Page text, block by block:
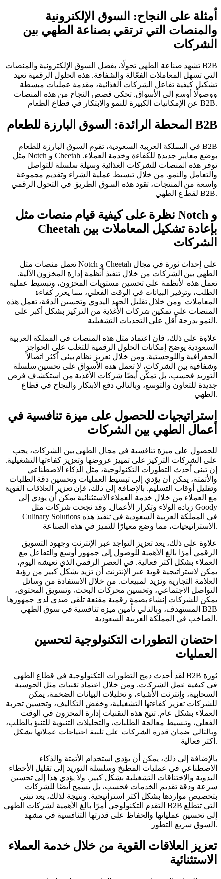
أمثلة على النجاح: السوق الإلكترونية
والمنصات التي ترتقي بصناعة الطهي بين
الشركات
تشهد صناعة الطهي تحولًا، بفضل السوق الإلكترونية والمنصات B2B
التي تسهل المعاملات الفعّالة والشفافة. هذه الحلول الرقمية تعيد
تشكيل كيفية تفاعل الشركات الغذائية، مقدمة عمليات مبسطة
ووصولًا أوسع إلى الأسواق. تحكي قصص النجاح من هذه المنصات
عن الإمكانيات الكبيرة للنمو والابتكار في قطاع الطعام B2B.
المحطة الرائدة: السوق البارزة للطعام B2B
في المملكة العربية السعودية، تقوم السوق البارزة للطعام B2B
مثل Notch و Cheetah بوضع معايير جديدة للكفاءة وخدمة العملاء.
توفر هذه المنصات للشركات الغذائية وسيلة سلسلة للتواصل
والتعامل والنمو. من خلال تبسيط عملية الشراء وتقديم مجموعة
واسعة من المنتجات، تقود هذه السوق الطريق في التحول الرقمي
لقطاع الطهي B2B.
نظرة على كيفية قيام منصات مثل Notch و
Cheetah بإعادة تشكيل المعاملات بين
الشركات
تعمل منصات مثل Notch و Cheetah على إحداث ثورة في مجال
الطهي بين الشركات من خلال تنفيذ أنظمة إدارة المخزون الآلية.
تعمل هذه الأنظمة على تحسين مستويات المخزون، وتبسيط عملية
الطلب، وتوفير البيانات في الوقت الفعلي، مما يعزز كفاءة
المعاملات. ومن خلال تقليل الجهد اليدوي وتحسين الدقة، تعمل هذه
المنصات على تمكين شركات الأغذية من التركيز بشكل أكبر على
النمو بدرجة أقل على التحديات التشغيلية.
علاوة على ذلك، فإن اعتماد مثل هذه المنصات في المملكة العربية
السعودية يوضح إمكانات الحلول الرقمية للتغلب على الحواجز
الجغرافية واللوجستية. ومن خلال تعزيز نظام بيئي أكثر اتصالاً
وشفافية بين الشركات، لا تعمل هذه الأسواق على تحسين سلسلة
التوريد فحسب، بل تمكّن أيضًا شركات الأغذية من استكشاف فرص
جديدة للتعاون والتوسع، وبالتالي دفع الابتكار والنجاح في قطاع
الطهي.
استراتيجيات للحصول على ميزة تنافسية في
أعمال الطهي بين الشركات
للحصول على ميزة تنافسية في مجال الطهي بين الشركات، يجب
على الشركات التركيز على تمييز عروضها وتعزيز كفاءتها التشغيلية.
إن تبني أحدث التطورات التكنولوجية، مثل الذكاء الاصطناعي
والأتمتة، يمكن أن يؤدي إلى تبسيط العمليات وتحسين دقة الطلبات
وتقليل أوقات التسليم. بالإضافة إلى ذلك، فإن تعزيز العلاقات القوية
مع العملاء من خلال خدمة العملاء الاستثنائية يمكن أن يؤدي إلى
زيادة الولاء وتكرار الأعمال. وقد نجحت شركات مثل Goody
Culinary Solutions في المملكة العربية السعودية في تنفيذ هذه
الاستراتيجيات، مما وضع معيارًا للتميز في هذه الصناعة.
علاوة على ذلك، يعد تعزيز التواجد عبر الإنترنت وجهود التسويق
الرقمي أمرًا بالغ الأهمية للوصول إلى جمهور أوسع والتفاعل مع
العملاء بشكل أكثر فعالية. في العصر الرقمي الذي نعيشه اليوم،
يمكن لاستراتيجية قوية عبر الإنترنت أن تزيد بشكل كبير من رؤية
العلامة التجارية وتزيد المبيعات. من خلال الاستفادة من وسائل
التواصل الاجتماعي، وتحسين محركات البحث، وتسويق المحتوى،
يمكن للشركات إنشاء بصمة رقمية مقنعة تلقى صدى لدى جمهورها
المستهدف، وبالتالي تأمين ميزة تنافسية في سوق الطهي B2B
الصاخب في المملكة العربية السعودية.
احتضان التطورات التكنولوجية لتحسين
العمليات
لقد أحدث دمج التطورات التكنولوجية في قطاع الطهي B2B ثورة
في كيفية عمل الشركات. ومن خلال اعتماد تقنيات مثل الحوسبة
السحابية، وإنترنت الأشياء، و تحليلات البيانات الضخمة، يمكن
للشركات تعزيز كفاءتها التشغيلية، وخفض التكاليف، وتحسين تجربة
العملاء بشكل عام. تتيح هذه التقنيات إدارة المخزون في الوقت
الفعلي، وتبسيط معالجة الطلبات، والتحليلات التنبؤية للتنبؤ بالطلب،
وبالتالي ضمان قدرة الشركات على تلبية احتياجات عملائها بشكل
أكثر فعالية.
بالإضافة إلى ذلك، يمكن أن يؤدي استخدام الأتمتة والذكاء
الاصطناعي في عمليات المطبخ وسلسلة التوريد إلى تقليل الأخطاء
اليدوية والاختناقات التشغيلية بشكل كبير. ولا يؤدي هذا إلى تحسين
سرعة ودقة تقديم الخدمات فحسب، بل يسمح أيضًا للشركات
بتخصيص مواردها بشكل أكثر استراتيجية. ونتيجة لذلك، يعد تبني
التقدم التكنولوجي أمرًا بالغ الأهمية لشركات الطهي B2B التي تتطلع
إلى تحسين عملياتها والحفاظ على قدرتها التنافسية في مشهد
السوق سريع التطور.
تعزيز العلاقات القوية من خلال خدمة العملاء
الاستثنائية